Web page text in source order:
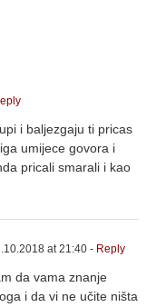
i baljezgaju ti pricas
umijece govora i
pricali smarali i kao
at 21:40 - Reply
da vama znanje
i da vi ne učite ništa